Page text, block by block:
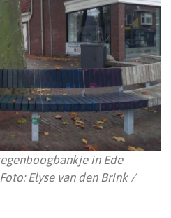
in Ede
Elyse van den Brink /